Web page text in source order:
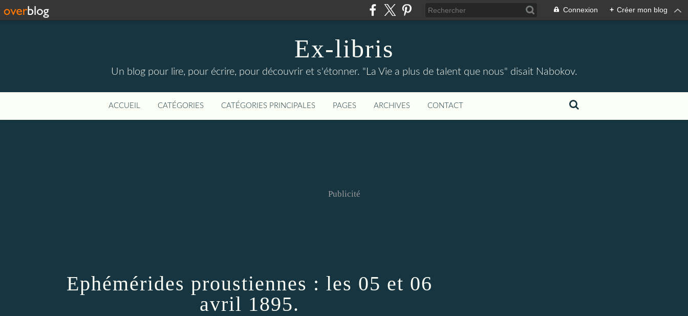
Connexion + Créer mon blog
Ex-libris
Un blog pour lire, pour écrire, pour découvrir et s'étonner. "La Vie a plus de talent que nous" disait Nabokov.
ACCUEIL CATÉGORIES CATÉGORIES PRINCIPALES PAGES ARCHIVES CONTACT
Publicité
Ephémérides proustiennes : les 05 et 06
avril 1895.